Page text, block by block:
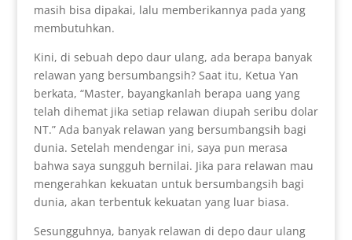
masih bisa dipakai, lalu memberikannya pada yang
membutuhkan.
Kini, di sebuah depo daur ulang, ada berapa banyak
relawan yang bersumbangsih? Saat itu, Ketua Yan
berkata, “Master, bayangkanlah berapa uang yang
telah dihemat jika setiap relawan diupah seribu dolar
NT.” Ada banyak relawan yang bersumbangsih bagi
dunia. Setelah mendengar ini, saya pun merasa
bahwa saya sungguh bernilai. Jika para relawan mau
mengerahkan kekuatan untuk bersumbangsih bagi
dunia, akan terbentuk kekuatan yang luar biasa.
Sesungguhnya, banyak relawan di depo daur ulang